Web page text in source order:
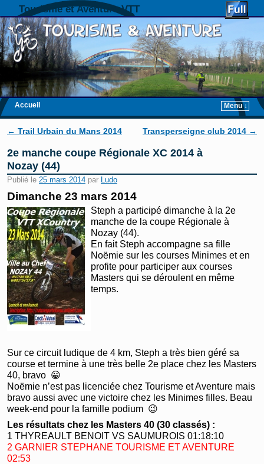
Tourisme et Aventure VTT
Accueil
Menu ↓
Skip to primary content
Aller au contenu secondaire
Navigation des articles
← Trail Urbain du Mans 2014 Transperseigne club 2014 →
2e manche coupe Régionale XC 2014 à
Nozay (44)
Publié le 25 mars 2014 par Ludo
Dimanche 23 mars 2014
Steph a participé dimanche à la 2e
manche de la coupe Régionale à
Nozay (44).
En fait Steph accompagne sa fille
Noëmie sur les courses Minimes et en
profite pour participer aux courses
Masters qui se déroulent en même
temps.
Sur ce circuit ludique de 4 km, Steph a très bien géré sa
course et termine à une très belle 2e place chez les Masters
40, bravo 😀
Noëmie n’est pas licenciée chez Tourisme et Aventure mais
bravo aussi avec une victoire chez les Minimes filles. Beau
week-end pour la famille podium 😉
Les résultats chez les Masters 40 (30 classés) :
1 THYREAULT BENOIT VS SAUMUROIS 01:18:10
2 GARNIER STEPHANE TOURISME ET AVENTURE
02:53